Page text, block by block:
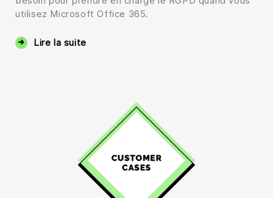
utilisez Microsoft Office 365.
Lire la suite